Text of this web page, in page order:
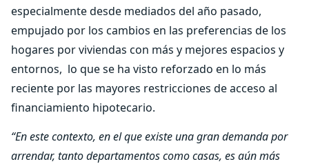
especialmente desde mediados del año pasado,
empujado por los cambios en las preferencias de los
hogares por viviendas con más y mejores espacios y
entornos, lo que se ha visto reforzado en lo más
reciente por las mayores restricciones de acceso al
financiamiento hipotecario.
“En este contexto, en el que existe una gran demanda por
arrendar, tanto departamentos como casas, es aún más